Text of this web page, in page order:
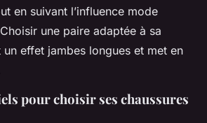
en suivant l’influence mode
une paire adaptée à sa
effet jambes longues et met en
pour choisir ses chaussures